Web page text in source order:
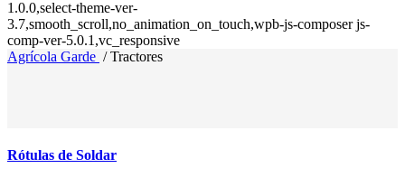
1.0.0,select-theme-ver-
3.7,smooth_scroll,no_animation_on_touch,wpb-js-composer js-
comp-ver-5.0.1,vc_responsive
Agrícola Garde /Tractores
Rótulas de Soldar